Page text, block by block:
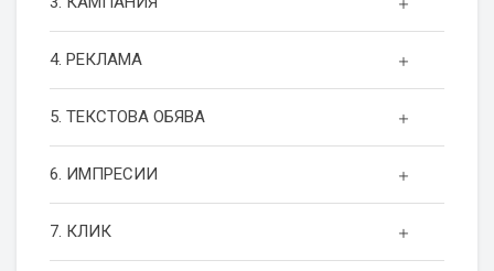
4. РЕКЛАМА
5. ТЕКСТОВА ОБЯВА
6. ИМПРЕСИИ
7. КЛИК